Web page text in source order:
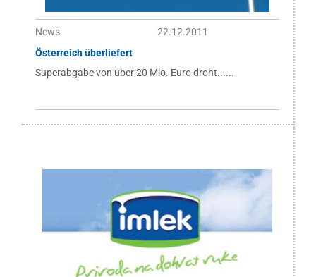
News
22.12.2011
Österreich überliefert
Superabgabe von über 20 Mio. Euro droht......